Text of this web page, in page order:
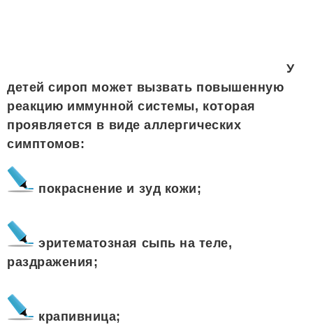
У
детей сироп может вызвать повышенную
реакцию иммунной системы, которая
проявляется в виде аллергических
симптомов:
покраснение и зуд кожи;
эритематозная сыпь на теле,
раздражения;
крапивница;